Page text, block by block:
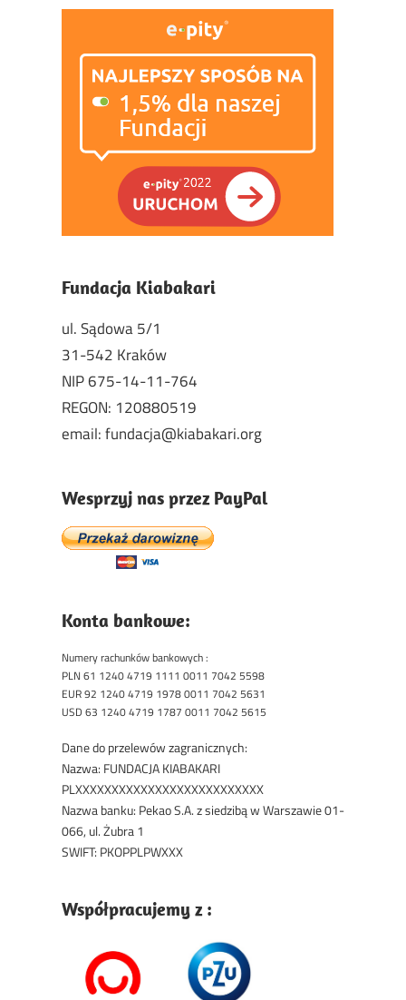
Fundacja Kiabakari
ul. Sądowa 5/1
31-542 Kraków
NIP 675-14-11-764
REGON: 120880519
email: fundacja@kiabakari.org
Wesprzyj nas przez PayPal
Konta bankowe:
Numery rachunków bankowych :
PLN 61 1240 4719 1111 0011 7042 5598
EUR 92 1240 4719 1978 0011 7042 5631
USD 63 1240 4719 1787 0011 7042 5615
Dane do przelewów zagranicznych:
Nazwa: FUNDACJA KIABAKARI
PLXXXXXXXXXXXXXXXXXXXXXXXXXX
Nazwa banku: Pekao S.A. z siedzibą w Warszawie 01-
066, ul. Żubra 1
SWIFT: PKOPPLPWXXX
Współpracujemy z :